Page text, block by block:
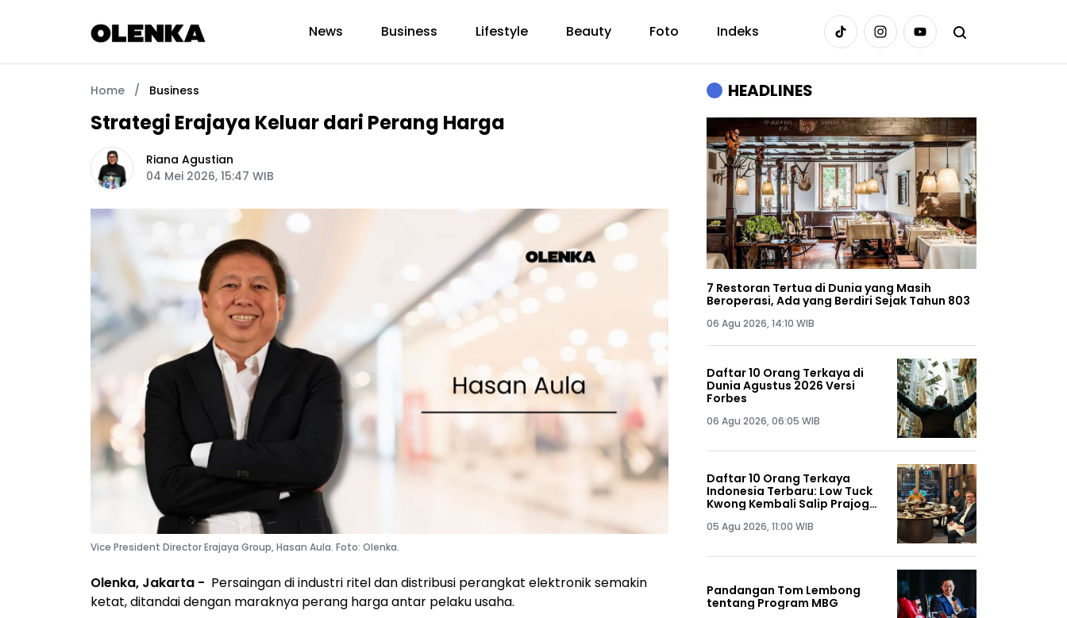
News Business Lifestyle Beauty Foto Indeks
Home / Business
Strategi Erajaya Keluar dari Perang Harga
Riana Agustian
04 Mei 2026, 15:47 WIB
Vice President Director Erajaya Group, Hasan Aula. Foto: Olenka.
Olenka, Jakarta - Persaingan di industri ritel dan distribusi perangkat elektronik semakin
ketat, ditandai dengan maraknya perang harga antar pelaku usaha.
HEADLINES
7 Restoran Tertua di Dunia yang Masih
Beroperasi, Ada yang Berdiri Sejak Tahun 803
06 Agu 2026, 14:10 WIB
Daftar 10 Orang Terkaya di
Dunia Agustus 2026 Versi
Forbes
06 Agu 2026, 06:05 WIB
Daftar 10 Orang Terkaya
Indonesia Terbaru: Low Tuck
Kwong Kembali Salip Prajogo
05 Agu 2026, 11:00 WIB
Pandangan Tom Lembong
tentang Program MBG